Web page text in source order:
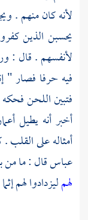
لأنه كان منهم .
يحسبن الذين كفروا
لأنفسهم . قال :
فيه حرفا فصار "
فتبين اللحن
أخبر أنه يطيل
أمثاله على القلب
عباسقال : ما من
لهمليزدادوا لهم